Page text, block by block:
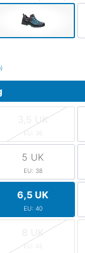
3,5 UK
EU: 36
5 UK
EU: 38
6,5 UK
EU: 40
8 UK
EU: 42